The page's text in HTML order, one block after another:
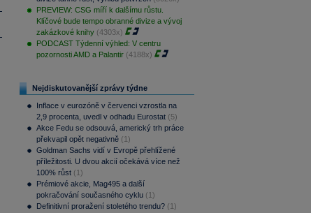
PREVIEW: CSG míří k dalšímu růstu.
Klíčové bude tempo obranné divize a vývoj
zakázkové knihy (4303x)
PODCAST Týdenní výhled: V centru
pozornosti AMD a Palantir (4188x)
Nejdiskutovanější zprávy týdne
Inflace v eurozóně v červenci vzrostla na
2,9 procenta, uvedl v odhadu Eurostat (5)
Akce Fedu se odsouvá, americký trh práce
překvapil opět negativně (1)
Goldman Sachs vidí v Evropě přehlížené
příležitosti. U dvou akcií očekává více než
100% růst (1)
Prémiové akcie, Mag495 a další
pokračování současného cyklu (1)
Definitivní proražení stoletého trendu? (1)